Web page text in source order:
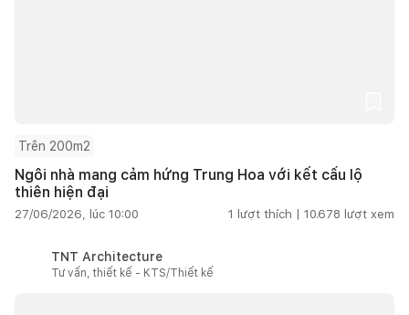
Trên 200m2
Ngôi nhà mang cảm hứng Trung Hoa với kết cấu lộ
thiên hiện đại
27/06/2026, lúc 10:00 1 lượt thích | 10.678 lượt xem
TNT Architecture
Tư vấn, thiết kế - KTS/Thiết kế